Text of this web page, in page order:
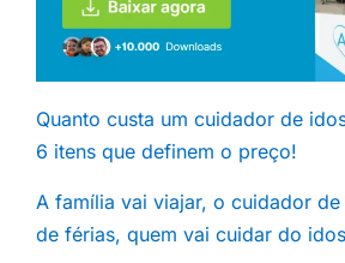
Quanto custa um cuidador de
6 itens que definem o preço!
A família vai viajar, o cuidador
de férias, quem vai cuidar do